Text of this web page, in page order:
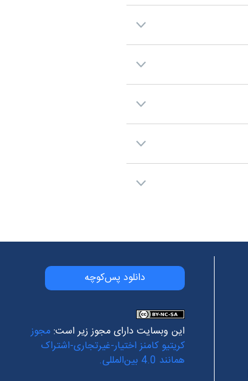
دانلود پس‌کوچه
این وبسایت دارای مجوز زیر است:مجوز
کریتیو کامنز اختیار-غیرتجاری-اشتراک
همانند 4.0 بین‌المللی.